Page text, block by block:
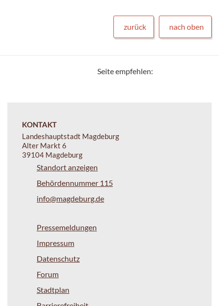
zurück nach oben
Seite empfehlen:
KONTAKT
Landeshauptstadt Magdeburg
Alter Markt 6
39104 Magdeburg
Standort anzeigen
Behördennummer 115
info@magdeburg.de
Pressemeldungen
Impressum
Datenschutz
Forum
Stadtplan